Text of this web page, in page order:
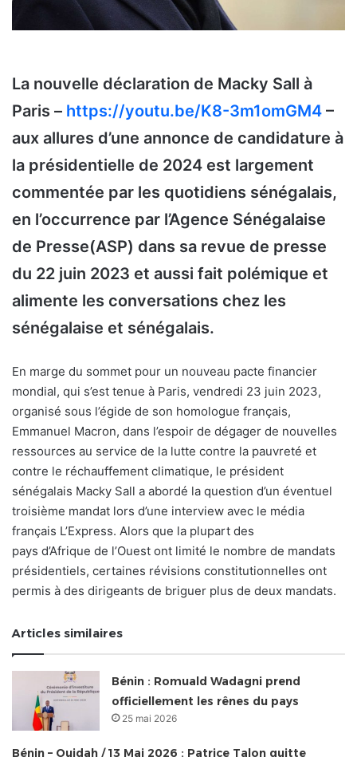
La nouvelle déclaration de Macky Sall à
Paris – https://youtu.be/K8-3m1omGM4 –
aux allures d’une annonce de candidature à
la présidentielle de 2024 est largement
commentée par les quotidiens sénégalais,
en l’occurrence par l’Agence Sénégalaise
de Presse(ASP) dans sa revue de presse
du 22 juin 2023 et aussi fait polémique et
alimente les conversations chez les
sénégalaise et sénégalais.
En marge du sommet pour un nouveau pacte financier
mondial, qui s’est tenue à Paris, vendredi 23 juin 2023,
organisé sous l’égide de son homologue français,
Emmanuel Macron, dans l’espoir de dégager de nouvelles
ressources au service de la lutte contre la pauvreté et
contre le réchauffement climatique, le président
sénégalais Macky Sall a abordé la question d’un éventuel
troisième mandat lors d’une interview avec le média
français L’Express. Alors que la plupart des
pays d’Afrique de l’Ouest ont limité le nombre de mandats
présidentiels, certaines révisions constitutionnelles ont
permis à des dirigeants de briguer plus de deux mandats.
Articles similaires
Bénin : Romuald Wadagni prend
officiellement les rênes du pays
25 mai 2026
Bénin – Ouidah / 13 Mai 2026 : Patrice Talon quitte